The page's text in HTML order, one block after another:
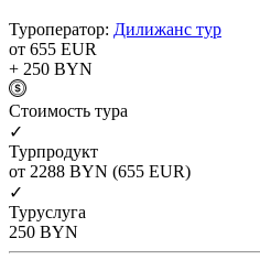
Туроператор: Дилижанс тур
от 655 EUR
+ 250 BYN
Cтоимость тура
✓
Турпродукт
от 2288 BYN (655 EUR)
✓
Туруслуга
250 BYN